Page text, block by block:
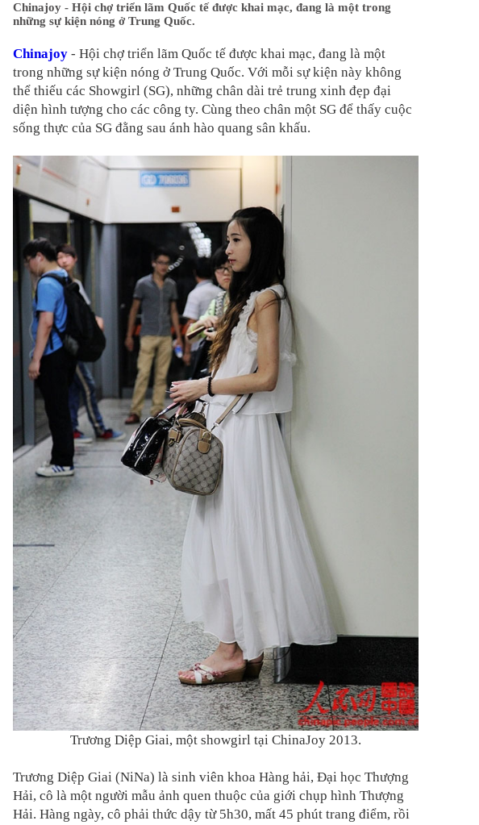
Chinajoy - Hội chợ triển lãm Quốc tế được khai mạc, đang là một trong
những sự kiện nóng ở Trung Quốc.
Chinajoy - Hội chợ triển lãm Quốc tế được khai mạc, đang là một
trong những sự kiện nóng ở Trung Quốc. Với mỗi sự kiện này không
thể thiếu các Showgirl (SG), những chân dài trẻ trung xinh đẹp đại
diện hình tượng cho các công ty. Cùng theo chân một SG để thấy cuộc
sống thực của SG đằng sau ánh hào quang sân khấu.
Trương Diệp Giai, một showgirl tại ChinaJoy 2013.
Trương Diệp Giai (NiNa) là sinh viên khoa Hàng hải, Đại học Thượng
Hải, cô là một người mẫu ảnh quen thuộc của giới chụp hình Thượng
Hải. Hàng ngày, cô phải thức dậy từ 5h30, mất 45 phút trang điểm, rồi